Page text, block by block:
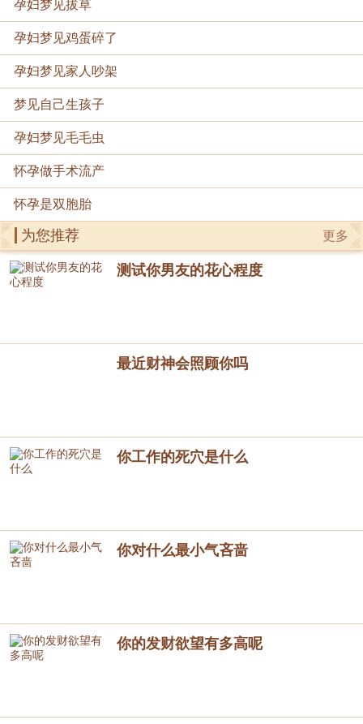
孕妇梦见拔草
孕妇梦见鸡蛋碎了
孕妇梦见家人吵架
梦见自己生孩子
孕妇梦见毛毛虫
怀孕做手术流产
怀孕是双胞胎
更多
为您推荐
测试你男友的花心程度
最近财神会照顾你吗
你工作的死穴是什么
你对什么最小气吝啬
你的发财欲望有多高呢